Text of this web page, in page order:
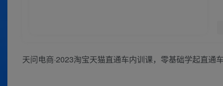
天问电商·2023淘宝天猫直通车内训课，零基础学起直通